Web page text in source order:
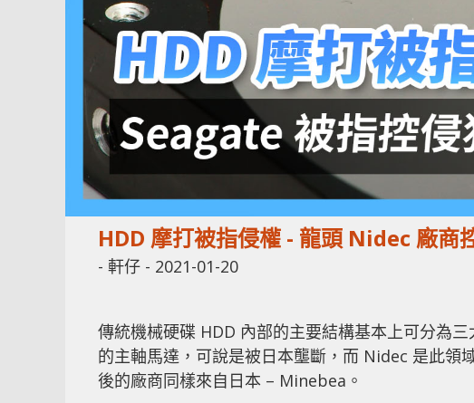
HDD 摩打被指侵權 - 龍頭 Nidec 廠商
- 軒仔 - 2021-01-20
傳統機械硬碟 HDD 內部的主要結構基本上可分為
的主軸馬達，可說是被日本壟斷，而 Nidec 是此領
後的廠商同樣來自日本 – Minebea。